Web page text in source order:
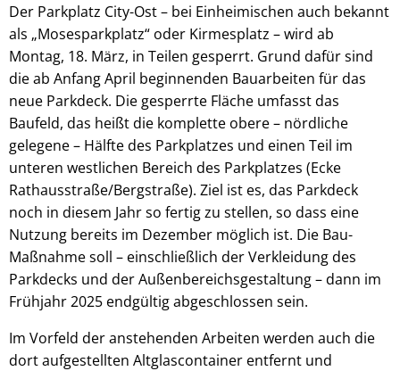
Der Parkplatz City-Ost – bei Einheimischen auch bekannt
als „Mosesparkplatz“ oder Kirmesplatz – wird ab
Montag, 18. März, in Teilen gesperrt. Grund dafür sind
die ab Anfang April beginnenden Bauarbeiten für das
neue Parkdeck. Die gesperrte Fläche umfasst das
Baufeld, das heißt die komplette obere – nördliche
gelegene – Hälfte des Parkplatzes und einen Teil im
unteren westlichen Bereich des Parkplatzes (Ecke
Rathausstraße/Bergstraße). Ziel ist es, das Parkdeck
noch in diesem Jahr so fertig zu stellen, so dass eine
Nutzung bereits im Dezember möglich ist. Die Bau-
Maßnahme soll – einschließlich der Verkleidung des
Parkdecks und der Außenbereichsgestaltung – dann im
Frühjahr 2025 endgültig abgeschlossen sein.
Im Vorfeld der anstehenden Arbeiten werden auch die
dort aufgestellten Altglascontainer entfernt und